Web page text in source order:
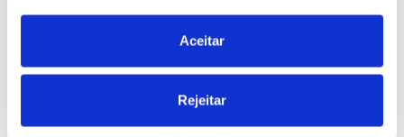
Recolher informações sobre a sua localização
geográfica as quais podem ter uma precisão de
ativa as características específicas (impressão
digital)
Aceitar
Rejeitar